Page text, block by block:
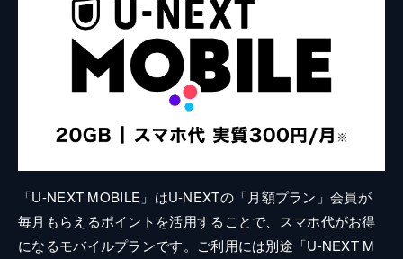
「U-NEXT MOBILE」はU-NEXTの「月額プラン」会員が
毎月もらえるポイントを活用することで、スマホ代がお得
になるモバイルプランです。ご利用には別途「U-NEXT M